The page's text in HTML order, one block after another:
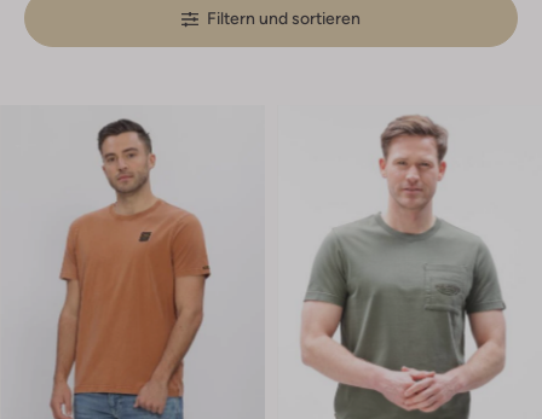
Filtern und sortieren